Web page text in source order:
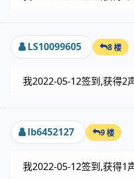
LS10099605 8 楼
我2022-05-12签到,获得2
lb6452127 9 楼
我2022-05-12签到,获得1